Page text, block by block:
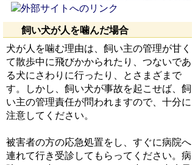
飼い犬が人を噛んだ場合
犬が人を噛む理由は、飼い主の管理が甘く
て散歩中に飛びかかられたり、つないであ
る犬にさわりに行ったり、とさまざまで
す。しかし、飼い犬が事故を起こせば、飼
い主の管理責任が問われますので、十分に
注意してください。
被害者の方の応急処置をし、すぐに病院へ
連れて行き受診してもらってください。病